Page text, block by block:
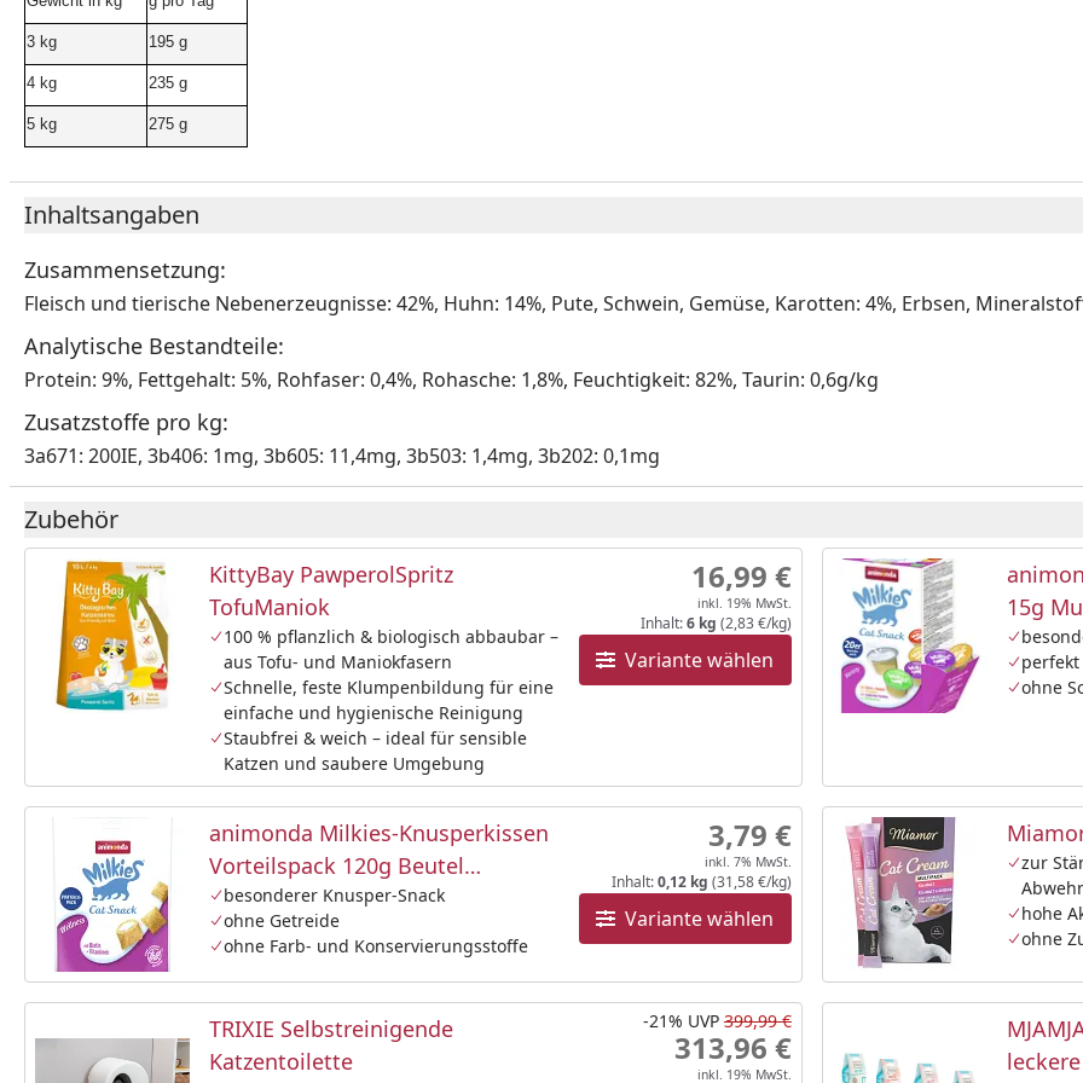
3 kg 195 g
4 kg 235 g
5 kg 275 g
Inhaltsangaben
Zusammensetzung:
Fleisch und tierische Nebenerzeugnisse: 42%, Huhn: 14%, Pute, Schwein, Gemüse, Karotten: 4%, Erbsen,
Analytische Bestandteile:
Protein: 9%, Fettgehalt: 5%, Rohfaser: 0,4%, Rohasche: 1,8%, Feuchtigkeit: 82%, Taurin: 0,6g/kg
Zusatzstoffe pro kg:
3a671: 200IE, 3b406: 1mg, 3b605: 11,4mg, 3b503: 1,4mg, 3b202: 0,1mg
Zubehör
KittyBay PawperolSpritz
TofuManiok
100 % pflanzlich & biologisch abbaubar –
aus Tofu- und Maniokfasern
Schnelle, feste Klumpenbildung für eine
einfache und hygienische Reinigung
Staubfrei & weich – ideal für sensible
Katzen und saubere Umgebung
Variante wählen
16,99 €
inkl. 19% MwSt.
Inhalt:6 kg (2,83 €/kg)
15g
ohne
animonda Milkies-Knusperkissen
Vorteilspack 120g Beutel
Katzensnack
besonderer Knusper-Snack
ohne Getreide
ohne Farb- und Konservierungsstoffe
Variante wählen
3,79 €
inkl. 7% MwSt.
Inhalt:0,12 kg (31,58 €/kg)
zur
hohe
ohne
TRIXIE Selbstreinigende
Katzentoilette
-21% UVP 399,99 €
313,96 €
inkl. 19% MwSt.